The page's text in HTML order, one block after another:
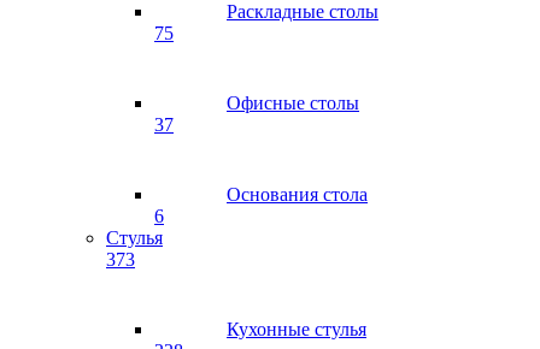
Раскладные столы
75
Офисные столы
37
Основания стола
6
Стулья
373
Кухонные стулья